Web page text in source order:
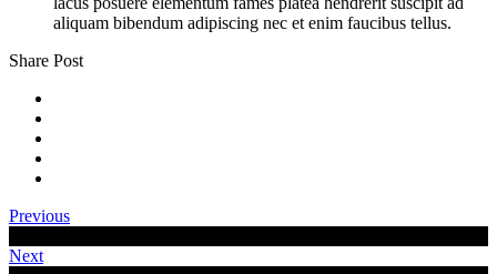
aliquam bibendum adipiscing nec et enim faucibus tellus.
Share Post
Previous
Next